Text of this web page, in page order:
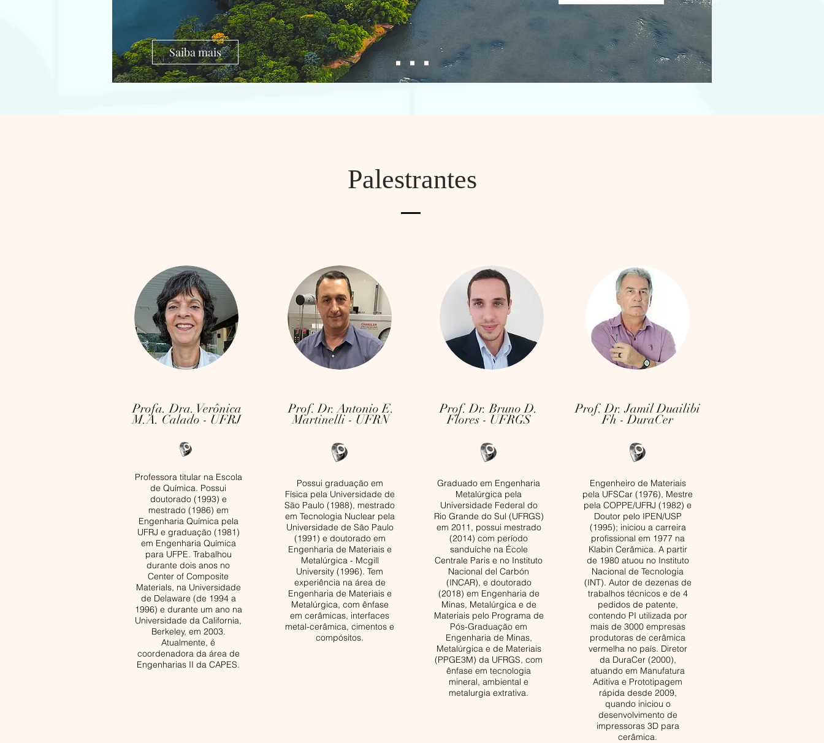
Saiba mais
Palestrantes
Profa. Dra. Verônica
M.A. Calado - UFRJ
Professora titular na Escola
de Química. Possui
doutorado (1993) e
mestrado (1986) em
Engenharia Química pela
UFRJ e graduação (1981)
em Engenharia Química
para UFPE. Trabalhou
durante dois anos no
Center of Composite
Materials, na Universidade
de Delaware (de 1994 a
1996) e durante um ano na
Universidade da California,
Berkeley, em 2003.
Atualmente, é
coordenadora da área de
Engenharias II da CAPES.
Prof. Dr. Antonio E.
Martinelli - UFRN
Possui graduação em
Física pela Universidade de
São Paulo (1988), mestrado
em Tecnologia Nuclear pela
Universidade de São Paulo
(1991) e doutorado em
Engenharia de Materiais e
Metalúrgica - Mcgill
University (1996). Tem
experiência na área de
Engenharia de Materiais e
Metalúrgica, com ênfase
em cerâmicas, interfaces
metal-cerâmica, cimentos e
compósitos.
Prof. Dr. Bruno D.
Flores - UFRGS
Graduado em Engenharia
Metalúrgica pela
Universidade Federal do
Rio Grande do Sul (UFRGS)
em 2011, possui mestrado
(2014) com período
sanduíche na École
Centrale Paris e no Instituto
Nacional del Carbón
(INCAR), e doutorado
(2018) em Engenharia de
Minas, Metalúrgica e de
Materiais pelo Programa de
Pós-Graduação em
Engenharia de Minas,
Metalúrgica e de Materiais
(PPGE3M) da UFRGS, com
ênfase em tecnologia
mineral, ambiental e
metalurgia extrativa.
Prof. Dr. Jamil Duailibi
Fh - DuraCer
Engenheiro de Materiais
pela UFSCar (1976), Mestre
pela COPPE/UFRJ (1982) e
Doutor pelo IPEN/USP
(1995); iniciou a carreira
profissional em 1977 na
Klabin Cerâmica. A partir
de 1980 atuou no Instituto
Nacional de Tecnologia
(INT). Autor de dezenas de
trabalhos técnicos e de 4
pedidos de patente,
contendo PI utilizada por
mais de 3000 empresas
produtoras de cerâmica
vermelha no país. Diretor
da DuraCer (2000),
atuando em Manufatura
Aditiva e Prototipagem
rápida desde 2009,
quando iniciou o
desenvolvimento de
impressoras 3D para
cerâmica.